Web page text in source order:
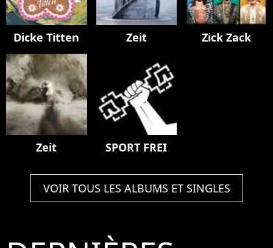
Dicke Titten Zeit Zick Zack
Zeit SPORT FREI
VOIR TOUS LES ALBUMS ET SINGLES